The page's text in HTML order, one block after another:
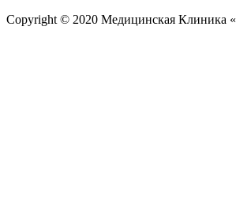
Copyright © 2020 Медицинская Клиника